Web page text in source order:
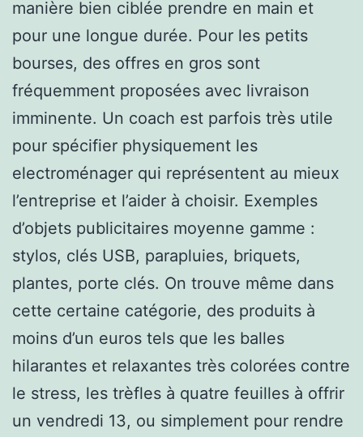
manière bien ciblée prendre en main et
pour une longue durée. Pour les petits
bourses, des offres en gros sont
fréquemment proposées avec livraison
imminente. Un coach est parfois très utile
pour spécifier physiquement les
electroménager qui représentent au mieux
l’entreprise et l’aider à choisir. Exemples
d’objets publicitaires moyenne gamme :
stylos, clés USB, parapluies, briquets,
plantes, porte clés. On trouve même dans
cette certaine catégorie, des produits à
moins d’un euros tels que les balles
hilarantes et relaxantes très colorées contre
le stress, les trèfles à quatre feuilles à offrir
un vendredi 13, ou simplement pour rendre